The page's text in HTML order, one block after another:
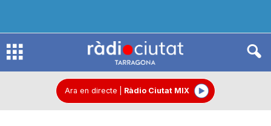
R
Ara en directe Ràdio Ciutat MIX